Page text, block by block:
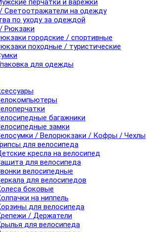
перчатки и варежки
Светоотражатели на одежду
по уходу за одеждой
Рюкзаки
городские / спортивные
походные / туристические
для одежды
багажники
замки
/ Велорюкзаки / Кофры / Чехлы
для велосипеда
кресла на велосипед
для велосипеда
велосипедные
для велосипедов
боковые
на ниппель
для велосипеда
/ Держатели
для велосипеда